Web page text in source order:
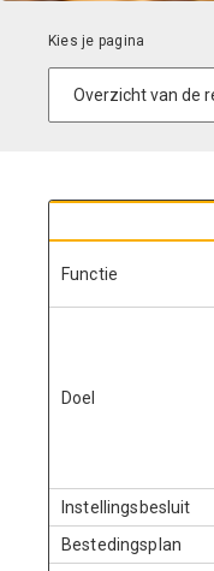
Functie
Doel
Instellingsbesluit
Bestedingsplan